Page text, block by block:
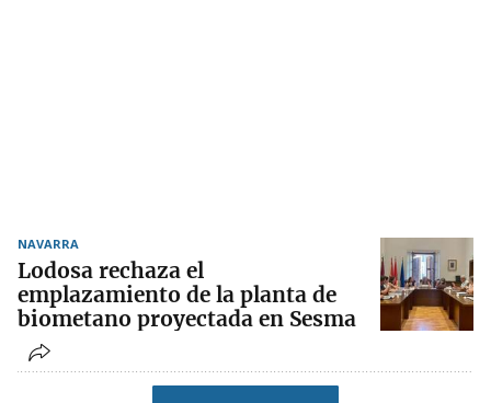
NAVARRA
Lodosa rechaza el
emplazamiento de la planta de
biometano proyectada en Sesma